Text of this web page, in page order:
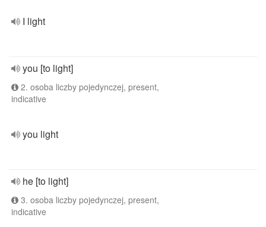
I light
you [to light]
2. osoba liczby pojedynczej, present,
indicative
you light
he [to light]
3. osoba liczby pojedynczej, present,
indicative